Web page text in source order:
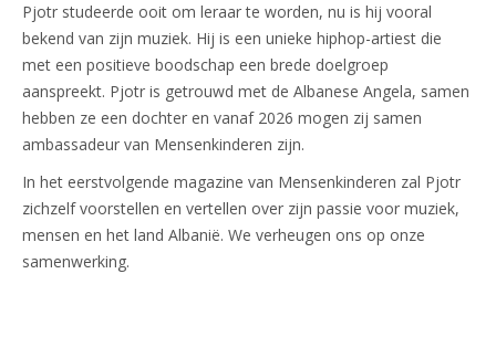
Pjotr studeerde ooit om leraar te worden, nu is hij vooral
bekend van zijn muziek. Hij is een unieke hiphop-artiest die
met een positieve boodschap een brede doelgroep
aanspreekt. Pjotr is getrouwd met de Albanese Angela, samen
hebben ze een dochter en vanaf 2026 mogen zij samen
ambassadeur van Mensenkinderen zijn.
In het eerstvolgende magazine van Mensenkinderen zal Pjotr
zichzelf voorstellen en vertellen over zijn passie voor muziek,
mensen en het land Albanië. We verheugen ons op onze
samenwerking.